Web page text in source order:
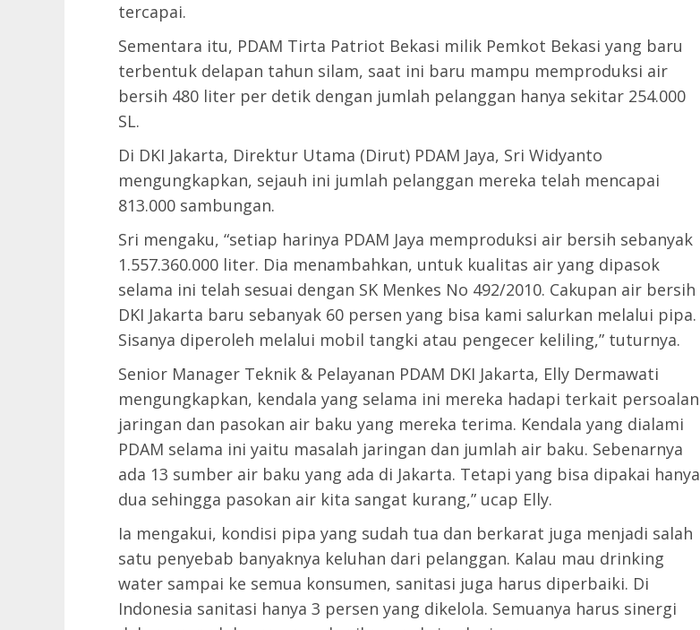
tercapai.
Sementara itu, PDAM Tirta Patriot Bekasi milik Pemkot Bekasi yang baru
terbentuk delapan tahun silam, saat ini baru mampu memproduksi air
bersih 480 liter per detik dengan jumlah pelanggan hanya sekitar 254.000
SL.
Di DKI Jakarta, Direktur Utama (Dirut) PDAM Jaya, Sri Widyanto
mengungkapkan, sejauh ini jumlah pelanggan mereka telah mencapai
813.000 sambungan.
Sri mengaku, “setiap harinya PDAM Jaya memproduksi air bersih sebanyak
1.557.360.000 liter. Dia menambahkan, untuk kualitas air yang dipasok
selama ini telah sesuai dengan SK Menkes No 492/2010. Cakupan air bersih
DKI Jakarta baru sebanyak 60 persen yang bisa kami salurkan melalui pipa.
Sisanya diperoleh melalui mobil tangki atau pengecer keliling,” tuturnya.
Senior Manager Teknik & Pelayanan PDAM DKI Jakarta, Elly Dermawati
mengungkapkan, kendala yang selama ini mereka hadapi terkait persoalan
jaringan dan pasokan air baku yang mereka terima. Kendala yang dialami
PDAM selama ini yaitu masalah jaringan dan jumlah air baku. Sebenarnya
ada 13 sumber air baku yang ada di Jakarta. Tetapi yang bisa dipakai hanya
dua sehingga pasokan air kita sangat kurang,” ucap Elly.
Ia mengakui, kondisi pipa yang sudah tua dan berkarat juga menjadi salah
satu penyebab banyaknya keluhan dari pelanggan. Kalau mau drinking
water sampai ke semua konsumen, sanitasi juga harus diperbaiki. Di
Indonesia sanitasi hanya 3 persen yang dikelola. Semuanya harus sinergi